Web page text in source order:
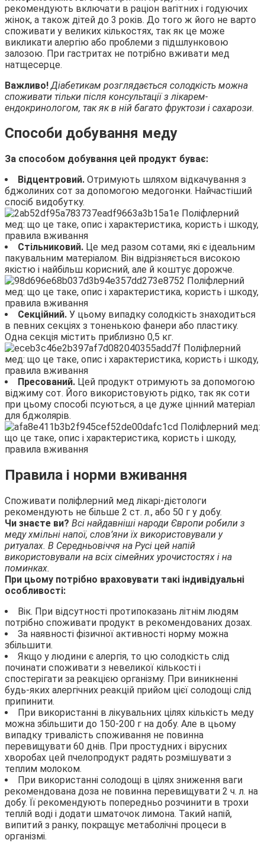
рекомендують включати в раціон вагітних і годуючих
жінок, а також дітей до 3 років. До того ж його не варто
споживати у великих кількостях, так як це може
викликати алергію або проблеми з підшлунковою
залозою. При гастритах не потрібно вживати мед
натщесерце.
Важливо! Діабетикам розглядається солодкість можна
споживати тільки після консультації з лікарем-
ендокринологом, так як в ній багато фруктози і сахарози.
Способи добування меду
За способом добування цей продукт буває:
Відцентровий. Отримують шляхом відкачування з
бджолиних сот за допомогою медогонки. Найчастіший
спосіб видобутку.
Стільниковий. Це мед разом сотами, які є ідеальним
пакувальним матеріалом. Він відрізняється високою
якістю і найбільш корисний, але й коштує дорожче.
Секційний. У цьому випадку солодкість знаходиться
в певних секціях з тоненькою фанери або пластику.
Одна секція містить приблизно 0,5 кг.
Пресований. Цей продукт отримують за допомогою
віджиму сот. Його використовують рідко, так як соти
при цьому способі псуються, а це дуже цінний матеріал
для бджолярів.
Правила і норми вживання
Споживати поліфлерний мед лікарі-дієтологи
рекомендують не більше 2 ст. л., або 50 г у добу.
Чи знаєте ви? Всі найдавніші народи Європи робили з
медухмільні напої, слов’яни їх використовували у
ритуалах. В Середньовіччя на Русі цей напій
використовували на всіх сімейних урочистостях і на
поминках.
При цьому потрібно враховувати такі індивідуальні
особливості:
Вік. При відсутності протипоказань літнім людям
потрібно споживати продукт в рекомендованих дозах.
За наявності фізичної активності норму можна
збільшити.
Якщо у людини є алергія, то цю солодкість слід
починати споживати з невеликої кількості і
спостерігати за реакцією організму. При виникненні
будь-яких алергічних реакцій прийом цієї солодощі слід
припинити.
При використанні в лікувальних цілях кількість меду
можна збільшити до 150-200 г на добу. Але в цьому
випадку тривалість споживання не повинна
перевищувати 60 днів. При простудних і вірусних
хворобах цей пчелопродукт радять розмішувати з
теплим молоком.
При використанні солодощі в цілях зниження ваги
рекомендована доза не повинна перевищувати 2 ч. л. на
добу. Її рекомендують попередньо розчинити в трохи
теплій воді і додати шматочок лимона. Такий напій,
випитий з ранку, покращує метаболічні процеси в
організмі.